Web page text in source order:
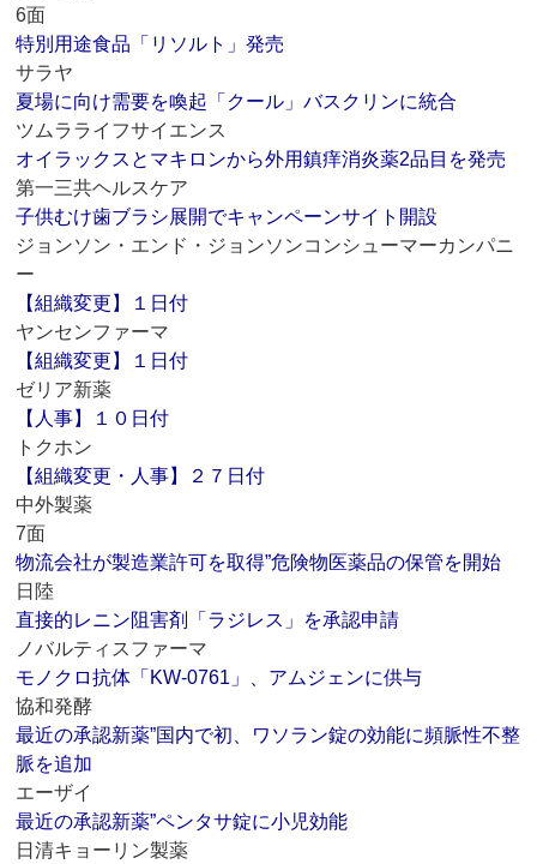
6面
特別用途食品「リソルト」発売
サラヤ
夏場に向け需要を喚起「クール」バスクリンに統合
ツムラライフサイエンス
オイラックスとマキロンから外用鎮痒消炎薬2品目を発売
第一三共ヘルスケア
子供むけ歯ブラシ展開でキャンペーンサイト開設
ジョンソン・エンド・ジョンソンコンシューマーカンパニ
ー
【組織変更】１日付
ヤンセンファーマ
【組織変更】１日付
ゼリア新薬
【人事】１０日付
トクホン
【組織変更・人事】２７日付
中外製薬
7面
物流会社が製造業許可を取得”危険物医薬品の保管を開始
日陸
直接的レニン阻害剤「ラジレス」を承認申請
ノバルティスファーマ
モノクロ抗体「KW‐0761」、アムジェンに供与
協和発酵
最近の承認新薬”国内で初、ワソラン錠の効能に頻脈性不整
脈を追加
エーザイ
最近の承認新薬”ペンタサ錠に小児効能
日清キョーリン製薬